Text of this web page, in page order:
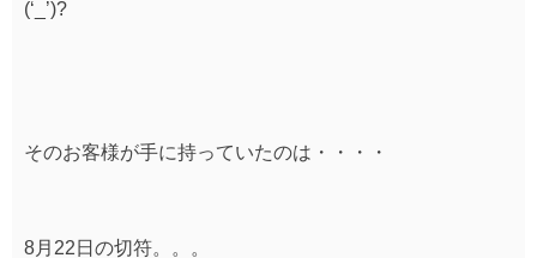
(‘_’)?
そのお客様が手に持っていたのは・・・・
8月22日の切符。。。